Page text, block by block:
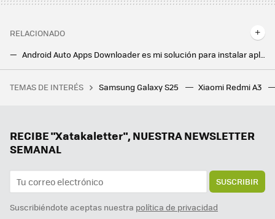
RELACIONADO
Soy un obsesionado de la seguridad y esta aplicación no puede faltar en mi Android
Vamos a dejar de ponérselo fácil a los estafadores mediante llamadas y SMS: estas son las medidas que acaba de aprobar el Gobierno
TEMAS DE INTERÉS Samsung Galaxy S25 Xiaomi Redmi A3
RECIBE "Xatakaletter", NUESTRA NEWSLETTER
SEMANAL
SUSCRIBIR
Suscribiéndote aceptas nuestra política de privacidad